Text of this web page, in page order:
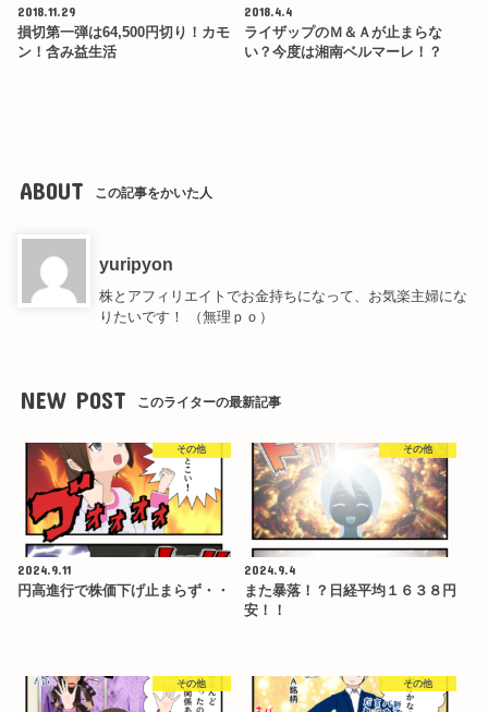
2018.11.29
損切第一弾は64,500円切り！カモ
ン！含み益生活
2018.4.4
ライザップのＭ＆Ａが止まらな
い？今度は湘南ベルマーレ！？
ABOUT この記事をかいた人
yuripyon
株とアフィリエイトでお金持ちになって、お気楽主婦にな
りたいです！ （無理ｐｏ）
NEW POST このライターの最新記事
その他
2024.9.11
円高進行で株価下げ止まらず・・
その他
2024.9.4
また暴落！？日経平均１６３８円
安！！
その他 その他